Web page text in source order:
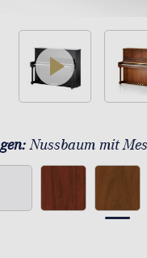
play
Nussbaum mit